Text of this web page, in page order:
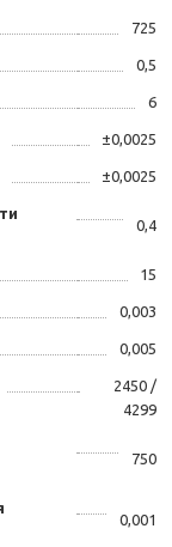
725
0,5
6
±0,0025
±0,0025
0,4
15
0,003
0,005
2450 /
4299
750
0,001